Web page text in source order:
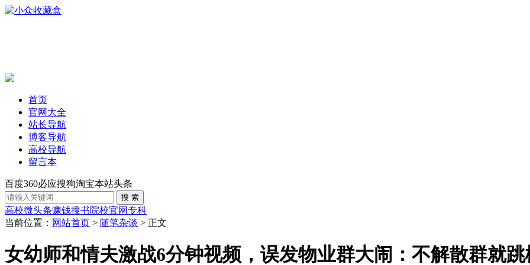
首页
官网大全
站长导航
博客导航
高校导航
留言本
百度360必应搜狗淘宝本站头条
高校微头条赚钱搜书院校官网专科
当前位置： 网站首页 > 随笔杂谈 > 正文
女幼师和情夫激战6分钟视频，误发物业群大闹：不解散群就跳